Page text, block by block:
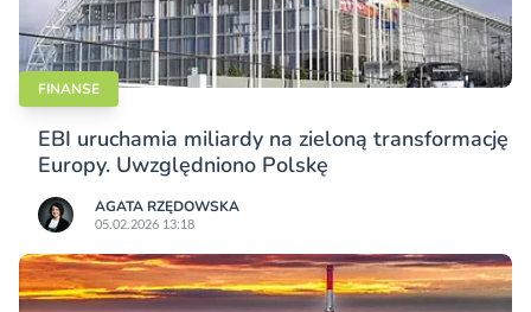
FINANSE
EBI uruchamia miliardy na zieloną transformację
Europy. Uwzględniono Polskę
AGATA RZĘDOWSKA
05.02.2026 13:18